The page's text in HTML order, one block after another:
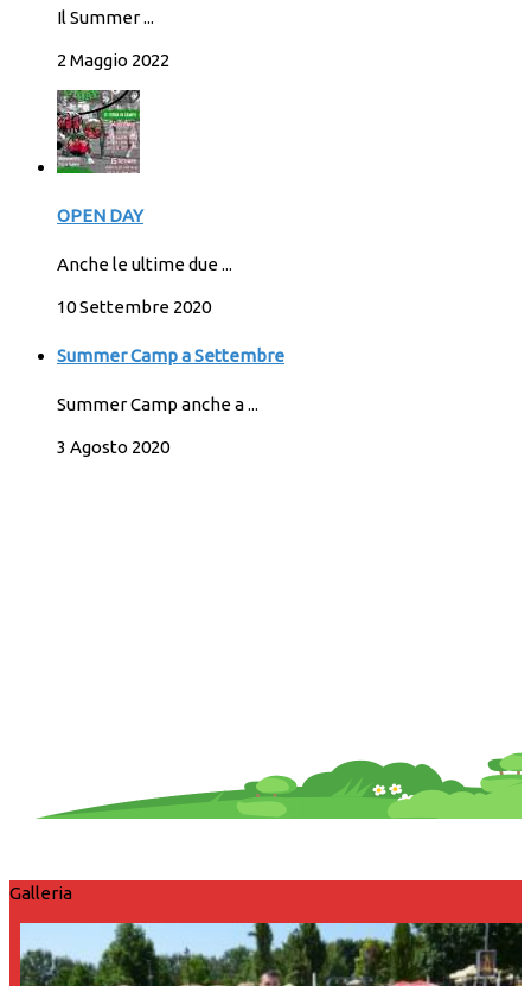
Il Summer ...
2 Maggio 2022
OPEN DAY
Anche le ultime due ...
10 Settembre 2020
Summer Camp a Settembre
Summer Camp anche a ...
3 Agosto 2020
Galleria